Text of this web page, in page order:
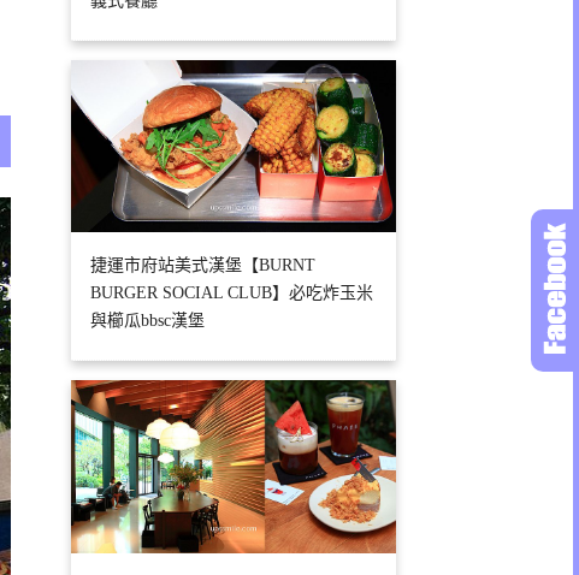
捷運市府站美式漢堡【BURNT
BURGER SOCIAL CLUB】必吃炸玉米
與櫛瓜bbsc漢堡